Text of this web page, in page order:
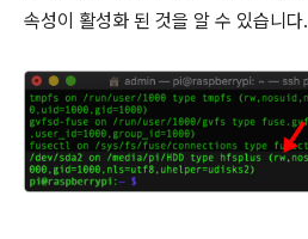
속성이 활성화 된 것을 알 수 있습니다.